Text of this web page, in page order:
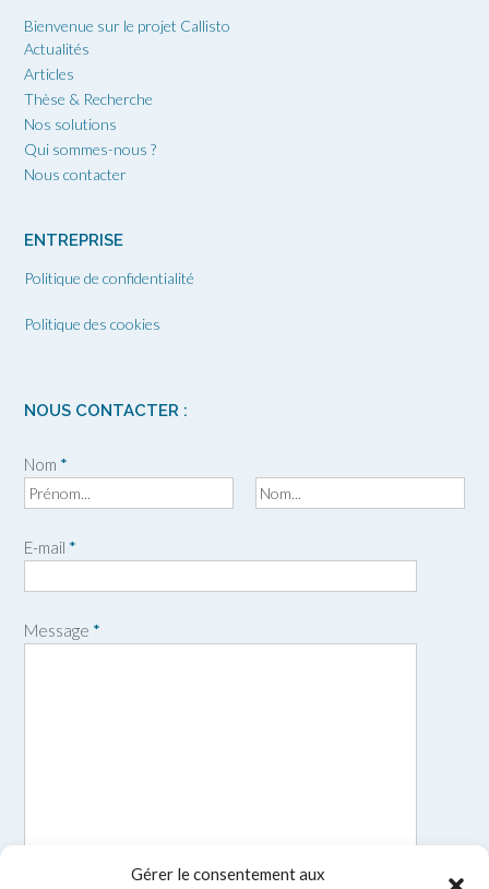
Gérer le consentement aux
Bienvenue sur le projet Callisto
Actualités
Articles
Thèse & Recherche
Nos solutions
Qui sommes-nous ?
Nous contacter
ENTREPRISE
Politique de confidentialité
Politique des cookies
NOUS CONTACTER :
Nom *
é
o
E-mail *
Message *